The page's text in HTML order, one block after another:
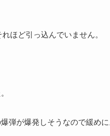
ほど引っ込んでいません。
弾が爆発しそうなので緩めに